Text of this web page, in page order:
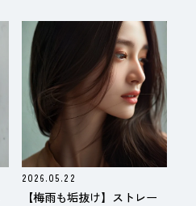
2026.05.22
【梅雨も垢抜け】ストレー